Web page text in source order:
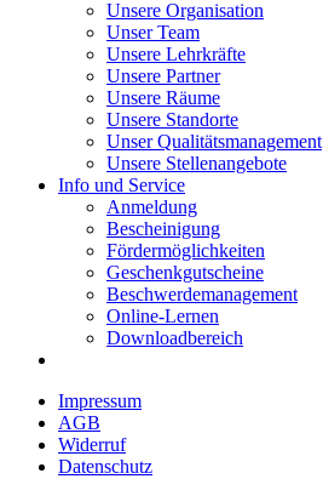
Unsere Organisation
Unser Team
Unsere Lehrkräfte
Unsere Partner
Unsere Räume
Unsere Standorte
Unser Qualitätsmanagement
Unsere Stellenangebote
Info und Service
Anmeldung
Bescheinigung
Fördermöglichkeiten
Geschenkgutscheine
Beschwerdemanagement
Online-Lernen
Downloadbereich
Impressum
AGB
Widerruf
Datenschutz